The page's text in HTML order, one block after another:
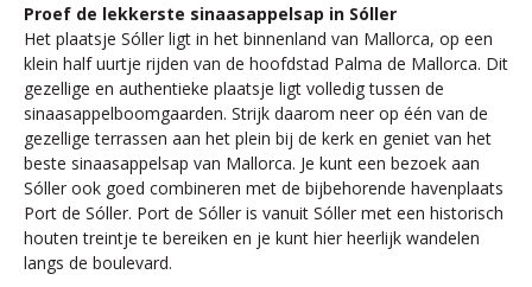
Proef de lekkerste sinaasappelsap in Sóller
Het plaatsje Sóller ligt in het binnenland van Mallorca, op een
klein half uurtje rijden van de hoofdstad Palma de Mallorca. Dit
gezellige en authentieke plaatsje ligt volledig tussen de
sinaasappelboomgaarden. Strijk daarom neer op één van de
gezellige terrassen aan het plein bij de kerk en geniet van het
beste sinaasappelsap van Mallorca. Je kunt een bezoek aan
Sóller ook goed combineren met de bijbehorende havenplaats
Port de Sóller. Port de Sóller is vanuit Sóller met een historisch
houten treintje te bereiken en je kunt hier heerlijk wandelen
langs de boulevard.